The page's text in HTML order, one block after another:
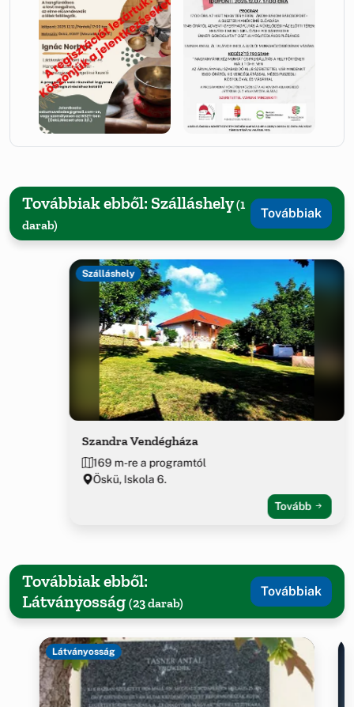
Továbbiak ebből: Szálláshely(1
darab)
Továbbiak
Szálláshely
Szandra Vendégháza
169 m-re a programtól
Öskü, Iskola 6.
Tovább
Továbbiak ebből:
Látványosság (23 darab)
Továbbiak
Látványosság